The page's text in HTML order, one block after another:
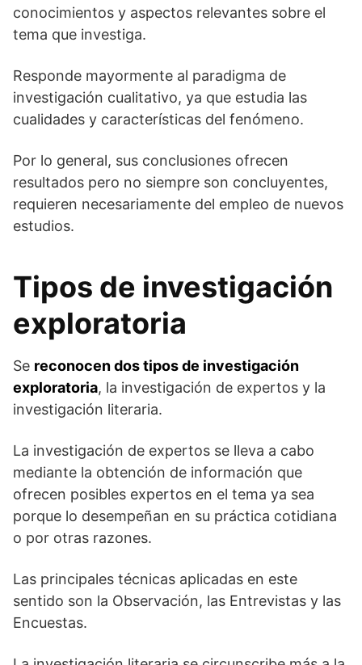
conocimientos y aspectos relevantes sobre el
tema que investiga.
Responde mayormente al paradigma de
investigación cualitativo, ya que estudia las
cualidades y características del fenómeno.
Por lo general, sus conclusiones ofrecen
resultados pero no siempre son concluyentes,
requieren necesariamente del empleo de nuevos
estudios.
Tipos de investigación
exploratoria
Se reconocen dos tipos de investigación
exploratoria, la investigación de expertos y la
investigación literaria.
La investigación de expertos se lleva a cabo
mediante la obtención de información que
ofrecen posibles expertos en el tema ya sea
porque lo desempeñan en su práctica cotidiana
o por otras razones.
Las principales técnicas aplicadas en este
sentido son la Observación, las Entrevistas y las
Encuestas.